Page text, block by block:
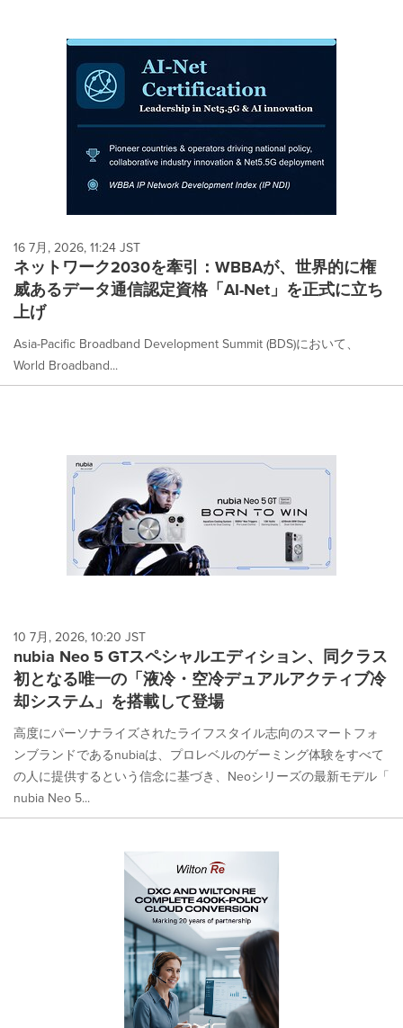
16 7月, 2026, 11:24 JST
ネットワーク2030を牽引：WBBAが、世界的に権
威あるデータ通信認定資格「AI-Net」を正式に立ち
上げ
Asia-Pacific Broadband Development Summit (BDS)において、
World Broadband...
10 7月, 2026, 10:20 JST
nubia Neo 5 GTスペシャルエディション、同クラス
初となる唯一の「液冷・空冷デュアルアクティブ冷
却システム」を搭載して登場
高度にパーソナライズされたライフスタイル志向のスマートフォ
ンブランドであるnubiaは、プロレベルのゲーミング体験をすべて
の人に提供するという信念に基づき、Neoシリーズの最新モデル「
nubia Neo 5...